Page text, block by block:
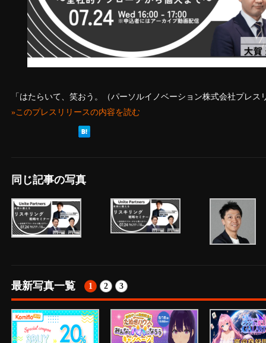
「はたらいて、笑おう。（パーソルイノベーション株式会社プレス
»このプレスリリースの内容を読む
同じ記事の写真
最新写真一覧 1 2 3